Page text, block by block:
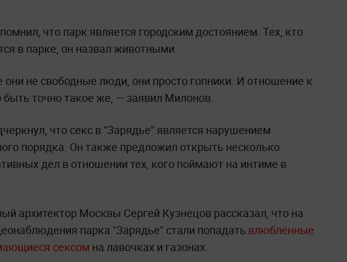
что парк является городским достоянием. Тех, кто
в парке, он назвал животными.
они не свободные люди, они просто гопники. И отношение к
точно такое же, — заявил Милонов.
что секс в "Зарядье" является нарушением
порядка. Он также предложил открыть несколько
дел в отношении тех, кого поймают на интиме в
архитектор Москвы Сергей Кузнецов рассказал, что на
парка "Зарядье" стали попадать влюблённые
сексом на лавочках и газонах.